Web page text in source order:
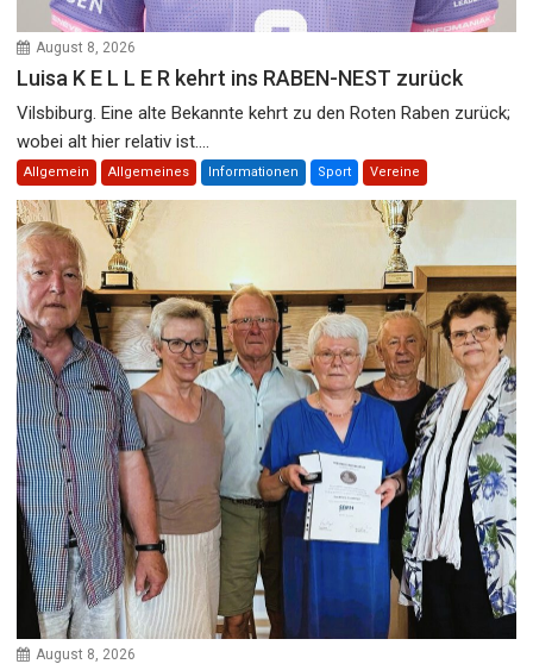
August 8, 2026
Luisa K E L L E R kehrt ins RABEN-NEST zurück
Vilsbiburg. Eine alte Bekannte kehrt zu den Roten Raben zurück;
wobei alt hier relativ ist....
Allgemein Allgemeines Informationen Sport Vereine
August 8, 2026